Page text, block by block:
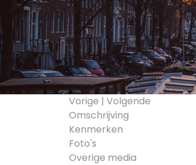
Vorige | Volgende
Omschrijving
Kenmerken
Foto's
Overige media